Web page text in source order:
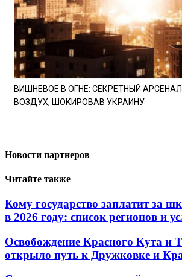
ВИШНЕВОЕ В ОГНЕ: СЕКРЕТНЫЙ
ВОЗДУХ, ШОКИРОВАВ УКРАИНУ
Новости партнеров
Читайте также
Кому государство заплатит за
в 2026 году: список регионов и
Освобождение Красного Кута и
открыло путь к Дружковке и